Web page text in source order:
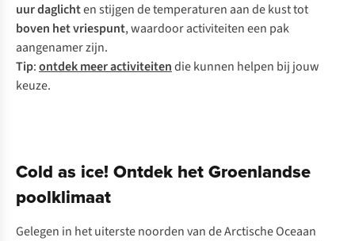
uur daglichten stijgen de temperaturen aan de kust tot
boven het vriespunt, waardoor activiteiten een pak
aangenamer zijn.
Tip:ontdek meer activiteitendie kunnen helpen bij jouw
keuze.
Cold as ice! Ontdek het Groenlandse
poolklimaat
Gelegen in het uiterste noorden van de Arctische Oceaan